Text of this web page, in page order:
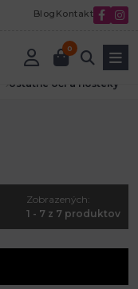
Blog Kontakt
0
ostatné oči a nošteky
Zobrazených:
1 - 7 z 7 produktov